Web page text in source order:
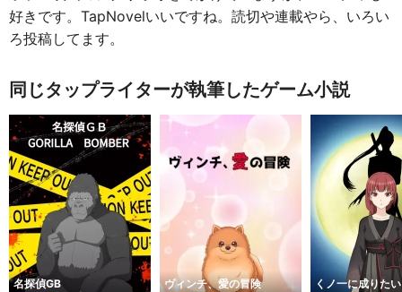
好きです。TapNovelいいですね。読切や連載やら、いろい
ろ投稿してます。
同じタップライターが執筆したゲーム小説
名探偵GB ヴィンチ、愛の冒険 くノ一に成りた